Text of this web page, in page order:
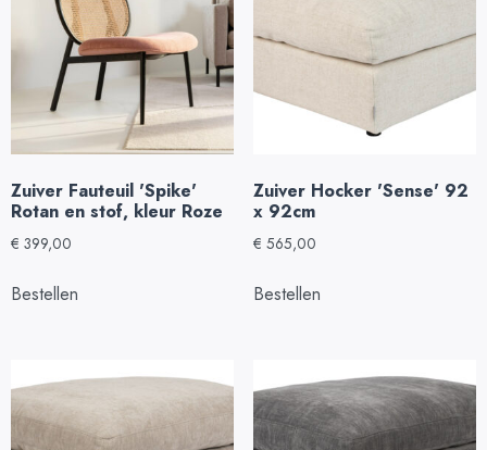
Zuiver Fauteuil 'Spike'
Rotan en stof, kleur Roze
€ 399,00
Bestellen
Zuiver Hocker 'Sense' 92
x 92cm
€ 565,00
Bestellen